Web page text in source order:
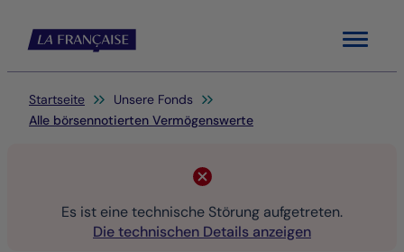
Menu
Sie befinden sich hier:
Startseite
Unsere Fonds
Alle börsennotierten Vermögenswerte
Es ist eine technische Störung aufgetreten.
Die technischen Details anzeigen